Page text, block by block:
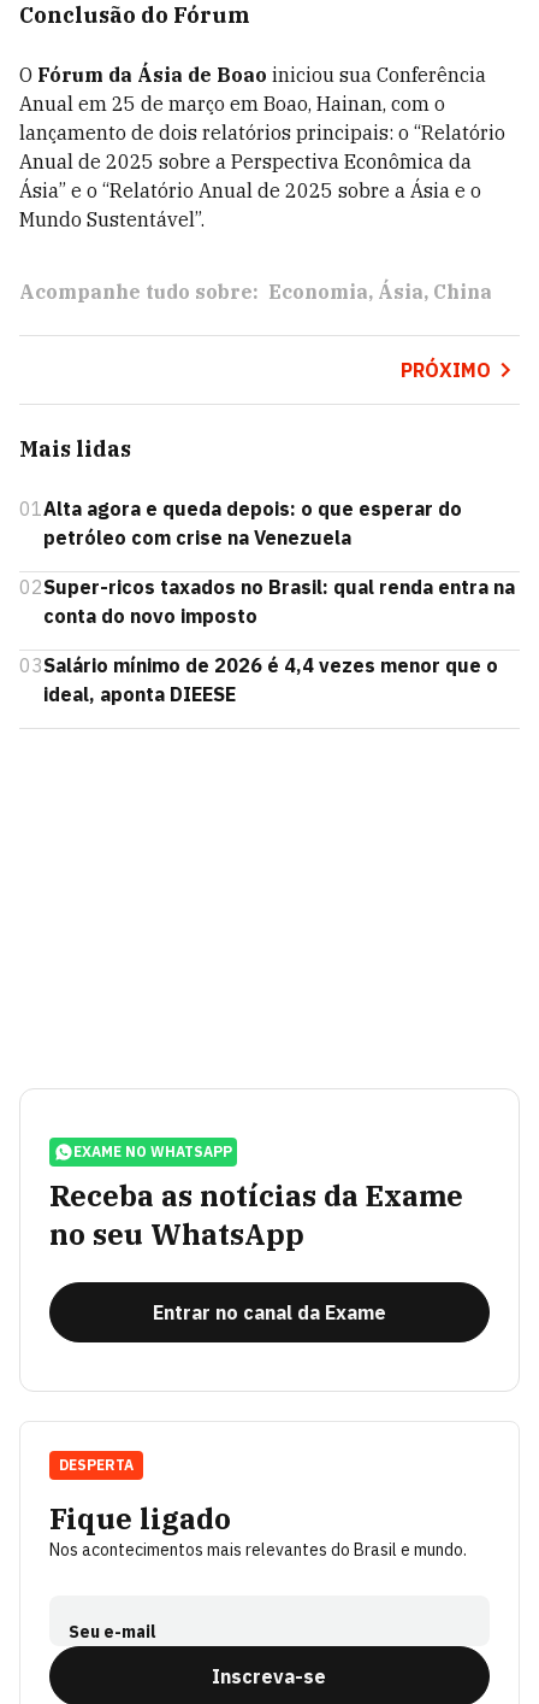
Conclusão do Fórum
O Fórum da Ásia de Boao iniciou sua Conferência
Anual em 25 de março em Boao, Hainan, com o
lançamento de dois relatórios principais: o “Relatório
Anual de 2025 sobre a Perspectiva Econômica da
Ásia” e o “Relatório Anual de 2025 sobre a Ásia e o
Mundo Sustentável”.
Acompanhe tudo sobre: Economia Ásia China
PRÓXIMO
Mais lidas
01Alta agora e queda depois: o que esperar do
petróleo com crise na Venezuela
02Super-ricos taxados no Brasil: qual renda entra na
conta do novo imposto
03Salário mínimo de 2026 é 4,4 vezes menor que o
ideal, aponta DIEESE
EXAME NO WHATSAPP
Receba as notícias da Exame
no seu WhatsApp
Entrar no canal da Exame
Fique ligado
Nos acontecimentos mais relevantes do Brasil e mundo.
Seu e-mail
Inscreva-se
DESPERTA